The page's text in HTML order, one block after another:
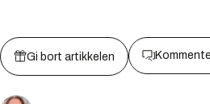
Gi bort artikkelen